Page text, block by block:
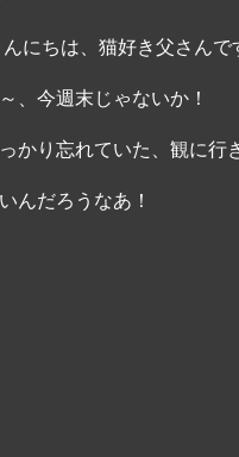
にちは、猫好き父さんで
、今週末じゃないか！
かり忘れていた、観に行
んだろうなあ！